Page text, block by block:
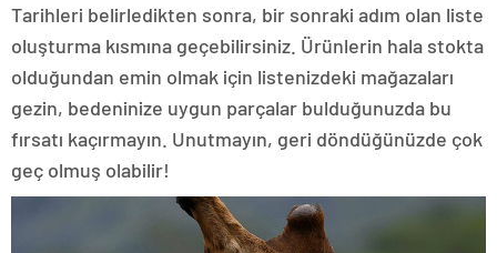
Tarihleri belirledikten sonra, bir sonraki adım olan liste
oluşturma kısmına geçebilirsiniz. Ürünlerin hala stokta
olduğundan emin olmak için listenizdeki mağazaları
gezin, bedeninize uygun parçalar bulduğunuzda bu
fırsatı kaçırmayın. Unutmayın, geri döndüğünüzde çok
geç olmuş olabilir!